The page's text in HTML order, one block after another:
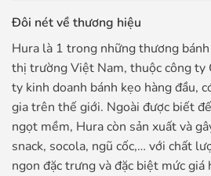
Đôi nét về thương hiệu
Hura là 1 trong những thương
thị trường Việt Nam, thuộc công ty
ty kinh doanh bánh kẹo hàng đầu,
gia trên thế giới. Ngoài được biết
ngọt mềm, Hura còn sản xuất và
snack, socola, ngũ cốc,… với chất
ngon đặc trưng và đặc biệt mức giá